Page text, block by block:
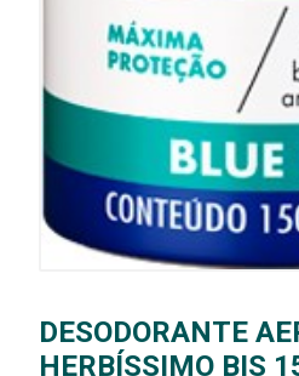
DESODORANTE
HERBÍSSIMO BIS